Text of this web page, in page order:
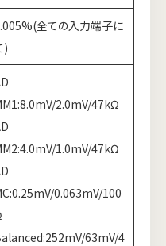
全ての入力端子に
)
2.0mV/47kΩ
1.0mV/47kΩ
0.063mV/100
63mV/4